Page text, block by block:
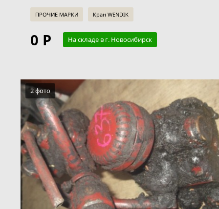
ПРОЧИЕ МАРКИ Кран WENDIK
0 Р На складе в г. Новосибирск
2 фото